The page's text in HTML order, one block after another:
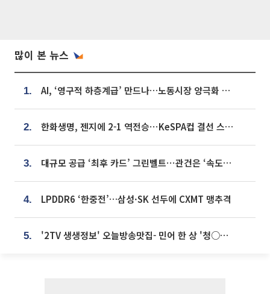
많이 본 뉴스
1. AI, ‘영구적 하층계급’ 만드나…노동시장 양극화 경고
2. 한화생명, 젠지에 2-1 역전승⋯KeSPA컵 결선 스테이지 2 직행
3. 대규모 공급 ‘최후 카드’ 그린벨트⋯관건은 ‘속도’ [주택공급 승부수의 조건]
4. LPDDR6 ‘한중전’…삼성·SK 선두에 CXMT 맹추격
5. '2TV 생생정보' 오늘방송맛집- 민어 한 상 '청○○○' vs 전복 한 상 '명○'